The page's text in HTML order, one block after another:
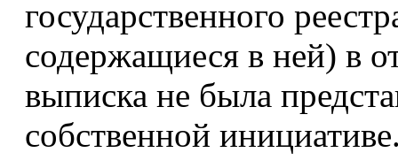
государственного
содержащиеся в ней) в
выписка не была
собственной